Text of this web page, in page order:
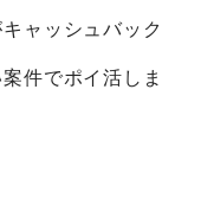
ャッシュバック
件でポイ活しま